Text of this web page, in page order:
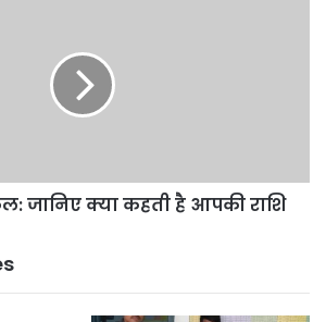
जानिए क्या कहती है आपकी राशि